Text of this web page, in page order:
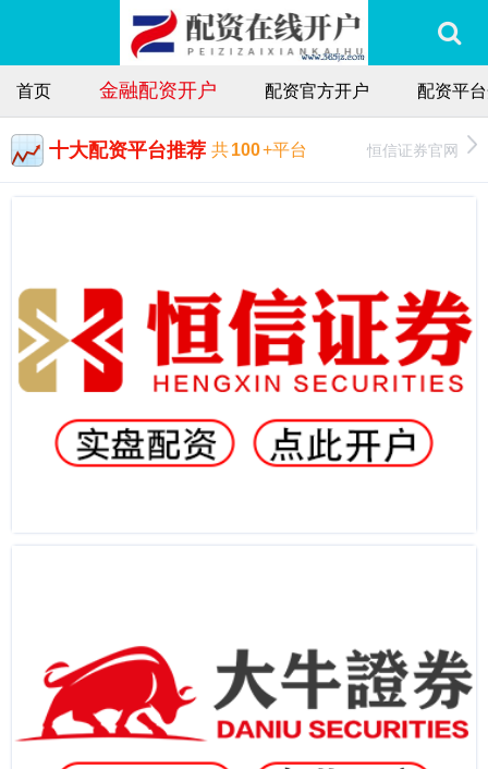
首页 金融配资开户 配资官方开户 配资平
十大配资平台推荐 共100+平台 恒信证券官网